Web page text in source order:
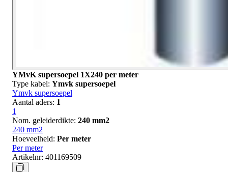
YMvK supersoepel 1X240 per meter
Type kabel: Ymvk supersoepel
Ymvk supersoepel
Aantal aders: 1
1
Nom. geleiderdikte: 240 mm2
240 mm2
Hoeveelheid: Per meter
Per meter
Artikelnr: 401169509